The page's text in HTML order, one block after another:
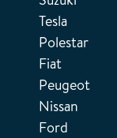
Tesla
Polestar
Fiat
Peugeot
Nissan
Ford